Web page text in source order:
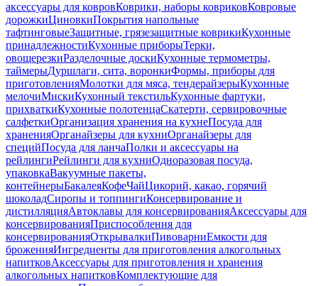
аксессуары для ковровКоврики, наборы ковриковКовровые
дорожкиЦиновкиПокрытия напольные
тафтинговыеЗащитные, грязезащитные коврикиКухонные
принадлежностиКухонные приборыТерки,
овощерезкиРазделочные доскиКухонные термометры,
таймерыДуршлаги, сита, воронкиФормы, приборы для
приготовленияМолотки для мяса, тендерайзерыКухонные
мелочиМискиКухонный текстильКухонные фартуки,
прихваткиКухонные полотенцаСкатерти, сервировочные
салфеткиОрганизация хранения на кухнеПосуда для
храненияОрганайзеры для кухниОрганайзеры для
специйПосуда для ланчаПолки и аксессуары на
рейлингиРейлинги для кухниОдноразовая посуда,
упаковкаВакуумные пакеты,
контейнерыБакалеяКофеЧайЦикорий, какао, горячий
шоколадСиропы и топпингиКонсервирование и
дистилляцияАвтоклавы для консервированияАксессуары для
консервированияПриспособления для
консервированияОткрывалкиПивоварниЕмкости для
броженияИнгредиенты для приготовления алкогольных
напитковАксессуары для приготовления и хранения
алкогольных напитковКомплектующие для